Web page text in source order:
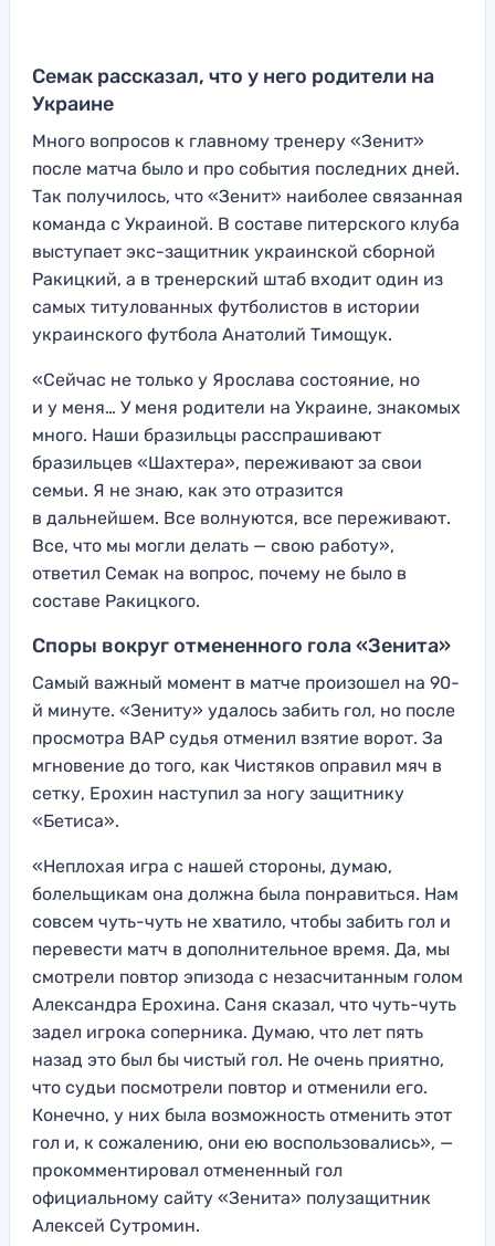
Семак рассказал, что у него родители на
Украине
Много вопросов к главному тренеру «Зенит»
после матча было и про события последних дней.
Так получилось, что «Зенит» наиболее связанная
команда с Украиной. В составе питерского клуба
выступает экс-защитник украинской сборной
Ракицкий, а в тренерский штаб входит один из
самых титулованных футболистов в истории
украинского футбола Анатолий Тимощук.
«Сейчас не только у Ярослава состояние, но
и у меня… У меня родители на Украине, знакомых
много. Наши бразильцы расспрашивают
бразильцев «Шахтера», переживают за свои
семьи. Я не знаю, как это отразится
в дальнейшем. Все волнуются, все переживают.
Все, что мы могли делать — свою работу»,
ответил Семак на вопрос, почему не было в
составе Ракицкого.
Споры вокруг отмененного гола «Зенита»
Самый важный момент в матче произошел на 90-
й минуте. «Зениту» удалось забить гол, но после
просмотра ВАР судья отменил взятие ворот. За
мгновение до того, как Чистяков оправил мяч в
сетку, Ерохин наступил за ногу защитнику
«Бетиса».
«Неплохая игра с нашей стороны, думаю,
болельщикам она должна была понравиться. Нам
совсем чуть-чуть не хватило, чтобы забить гол и
перевести матч в дополнительное время. Да, мы
смотрели повтор эпизода с незасчитанным голом
Александра Ерохина. Саня сказал, что чуть-чуть
задел игрока соперника. Думаю, что лет пять
назад это был бы чистый гол. Не очень приятно,
что судьи посмотрели повтор и отменили его.
Конечно, у них была возможность отменить этот
гол и, к сожалению, они ею воспользовались», —
прокомментировал отмененный гол
официальному сайту «Зенита» полузащитник
Алексей Сутромин.